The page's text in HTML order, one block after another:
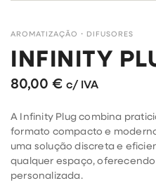
AROMATIZAÇÃO ・ DIFUSORES
INFINITY
80,00 € c/ IVA
A Infinity Plug combina
formato compacto e
uma solução discreta e
qualquer espaço,
personalizada.